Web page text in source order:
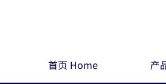
首页 Home 产